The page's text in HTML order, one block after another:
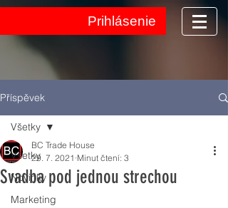
Prihlásenie
Příspěvek
Všetky
Novinky
Marketing
Všetky
Svadba pod jednou strechou
BC Trade House
29. 7. 2021 Minut čtení: 3